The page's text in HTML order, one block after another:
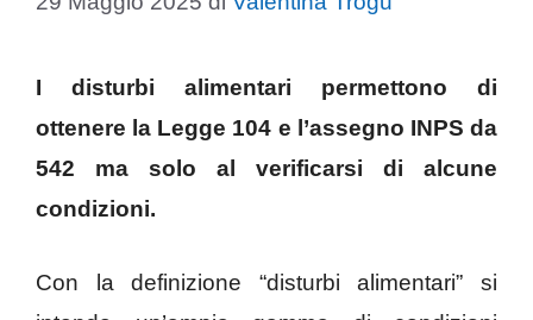
I disturbi alimentari permettono di
ottenere la Legge 104 e l’assegno INPS da
542 ma solo al verificarsi di alcune
condizioni.
Con la definizione “disturbi alimentari” si